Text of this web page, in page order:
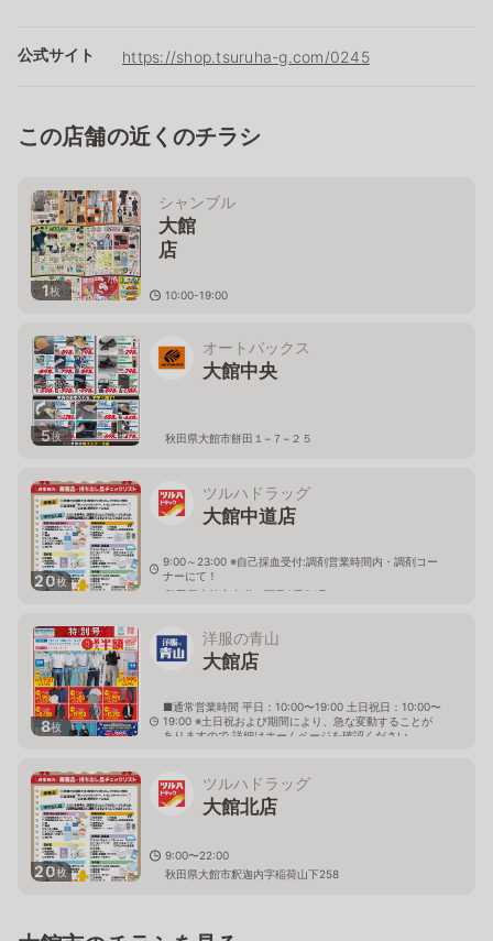
公式サイト https://shop.tsuruha-g.com/0245
この店舗の近くのチラシ
1枚
シャンブル
大館
10:00-19:00
5枚
オートバックス
大館中央
秋田県大館市餅田１−７−２５
20枚
ツルハドラッグ
大館中道店
9:00～23:00 ※自己採血受付:調剤営業時間内・調剤コー
ナーにて！
秋田県大館市中道二丁目2番54号
8枚
洋服の青山
大館店
■通常営業時間 平日：10:00〜19:00 土日祝日：10:00〜
19:00 ※土日祝および期間により、急な変動することが
ありますので 詳細はホームページを確認ください
20枚
ツルハドラッグ
大館北店
9:00〜22:00
秋田県大館市釈迦内字稲荷山下258